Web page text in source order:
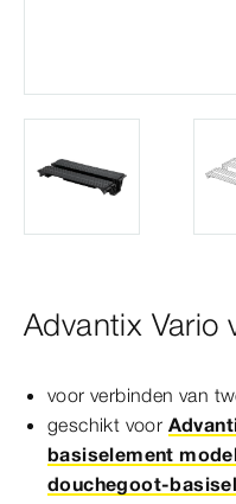
Advantix Vario
voor verbinden van
geschikt voor
basiselement
douchegoot-